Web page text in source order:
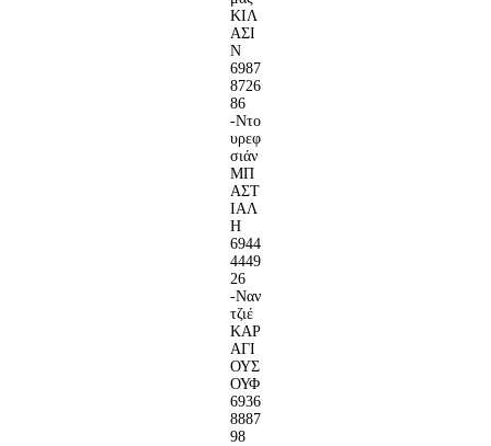
ΚΙΛ
ΑΣΙ
Ν
6987
8726
86
-Ντο
υρεφ
σιάν
ΜΠ
ΑΣΤ
ΙΑΛ
Η
6944
4449
26
-Ναν
τζιέ
ΚΑΡ
ΑΓΙ
ΟΥΣ
ΟΥΦ
6936
8887
98